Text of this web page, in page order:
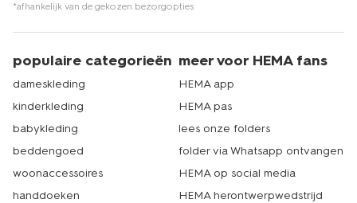
*afhankelijk van de gekozen bezorgopties
populaire categorieën
dameskleding
kinderkleding
babykleding
beddengoed
woonaccessoires
handdoeken
meer voor HEMA fans
HEMA app
HEMA pas
lees onze folders
folder via Whatsapp ontvangen
HEMA op social media
HEMA herontwerpwedstrijd